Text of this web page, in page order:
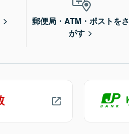
郵便局・ATM・ポストをさ
がす